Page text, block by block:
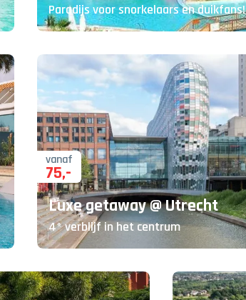
Paradijs voor snorkelaars en duikfans!
vanaf
75,-
Luxe getaway @ Utrecht
4* verblijf in het centrum